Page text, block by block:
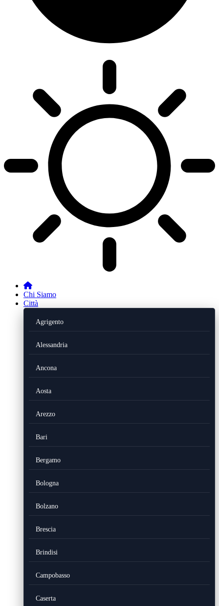
Chi Siamo
Città
Agrigento
Alessandria
Ancona
Aosta
Arezzo
Bari
Bergamo
Bologna
Bolzano
Brescia
Brindisi
Campobasso
Caserta